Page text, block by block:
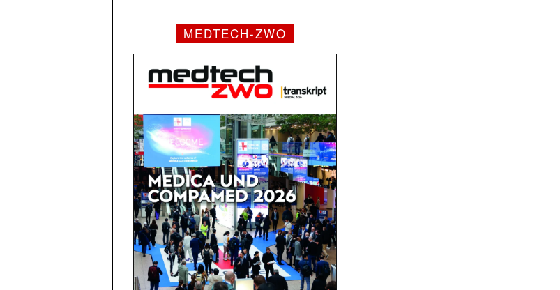
MEDTECH-ZWO